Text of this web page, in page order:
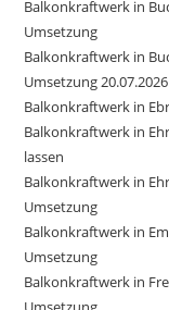
Balkonkraftwerk in
Umsetzung
Balkonkraftwerk in
Umsetzung
Balkonkraftwerk in
Balkonkraftwerk in
lassen
Balkonkraftwerk in
Umsetzung
Balkonkraftwerk in
Umsetzung
Balkonkraftwerk in